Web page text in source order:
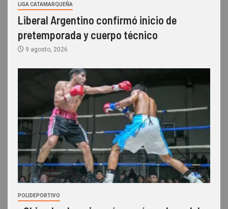
LIGA CATAMARQUEÑA
Liberal Argentino confirmó inicio de
pretemporada y cuerpo técnico
9 agosto, 2026
POLIDEPORTIVO